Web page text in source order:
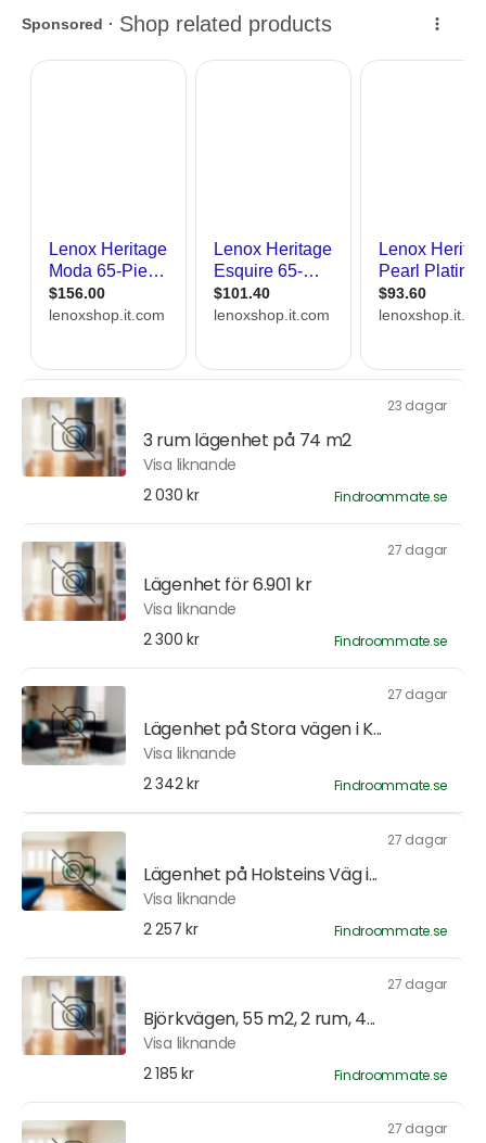
23 dagar
3 rum lägenhet på 74 m2
Visa liknande
2 030 kr
Findroommate.se
27 dagar
Lägenhet för 6.901 kr
Visa liknande
2 300 kr
Findroommate.se
27 dagar
Lägenhet på Stora vägen i K...
Visa liknande
2 342 kr
Findroommate.se
27 dagar
Lägenhet på Holsteins Väg i...
Visa liknande
2 257 kr
Findroommate.se
27 dagar
Björkvägen, 55 m2, 2 rum, 4...
Visa liknande
2 185 kr
Findroommate.se
27 dagar